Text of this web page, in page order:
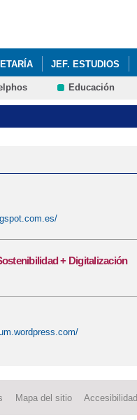
JEF. ESTUDIOS
Educación
+ Digitalización
Mapa del sitio Accesibilidad